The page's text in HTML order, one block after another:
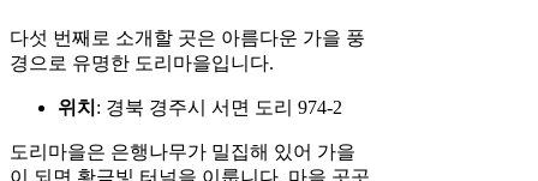
다섯 번째로 소개할 곳은 아름다운 가을 풍
경으로 유명한 도리마을입니다.
위치 : 경북 경주시 서면 도리 974-2
도리마을은 은행나무가 밀집해 있어 가을
이 되면 황금빛 터널을 이룹니다. 마을 곳곳